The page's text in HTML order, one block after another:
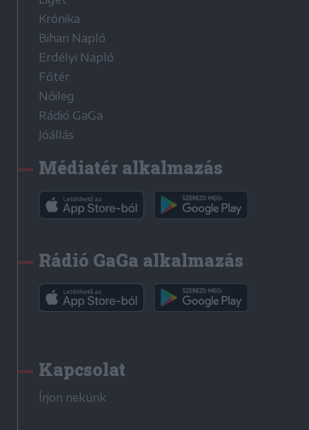
Krónika
Bihari Napló
Erdélyi Napló
Főtér
Nőileg
Rádió GaGa
Jóállás
Médiatér alkalmazás
Rádió GaGa alkalmazás
Kapcsolat
Írjon nekünk